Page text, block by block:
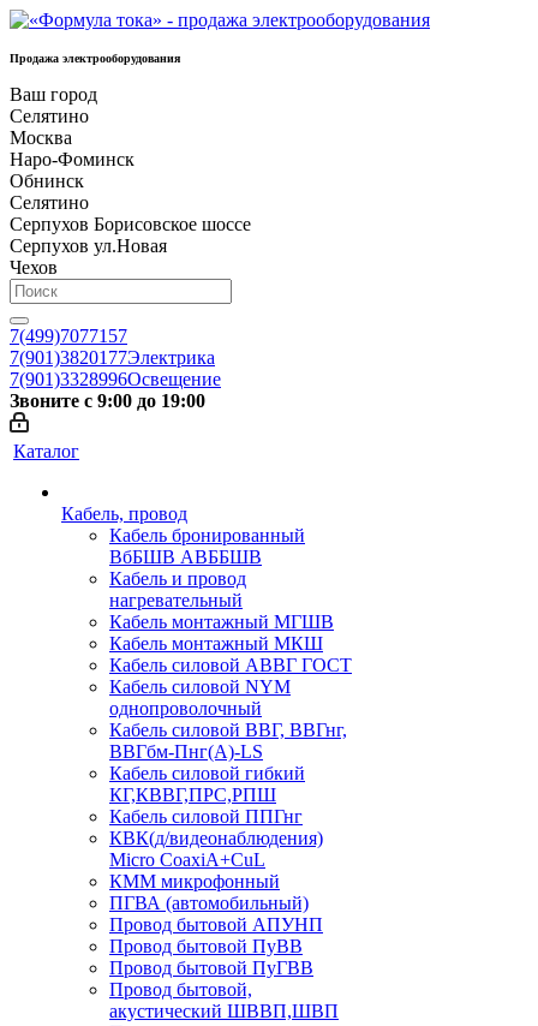
Продажа электрооборудования
Ваш город
Селятино
Москва
Наро-Фоминск
Обнинск
Селятино
Серпухов Борисовское шоссе
Серпухов ул.Новая
Чехов
7(499)7077157
7(901)3820177Электрика
7(901)3328996Освещение
Звоните с 9:00 до 19:00
Каталог
Кабель, провод
Кабель бронированный
ВбБШВ АВББШВ
Кабель и провод
нагревательный
Кабель монтажный МГШВ
Кабель монтажный МКШ
Кабель силовой АВВГ ГОСТ
Кабель силовой NYM
однопроволочный
Кабель силовой ВВГ, ВВГнг,
ВВГбм-Пнг(А)-LS
Кабель силовой гибкий
КГ,КВВГ,ПРС,РПШ
Кабель силовой ППГнг
КВК(д/видеонаблюдения)
Micro CoaxiA+CuL
КММ микрофонный
ПГВА (автомобильный)
Провод бытовой АПУНП
Провод бытовой ПуВВ
Провод бытовой ПуГВВ
Провод бытовой,
акустический ШВВП,ШВП